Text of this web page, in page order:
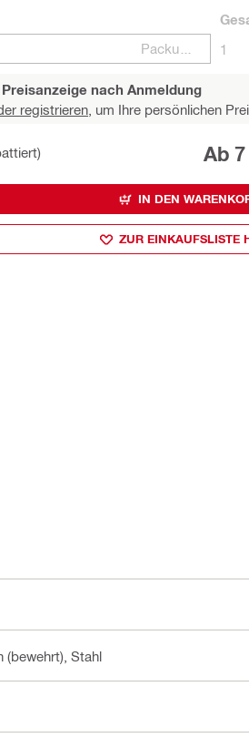
1
nach Anmeldung
registrieren, um Ihre persönlichen
Ab 7
IN DEN
ZUR EINKAUFSLISTE
(bewehrt), Stahl